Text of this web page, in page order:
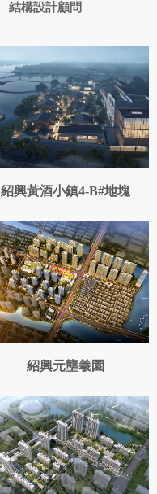
結構設計顧問
紹興黃酒小鎮4-B#地塊
紹興元壟羲園